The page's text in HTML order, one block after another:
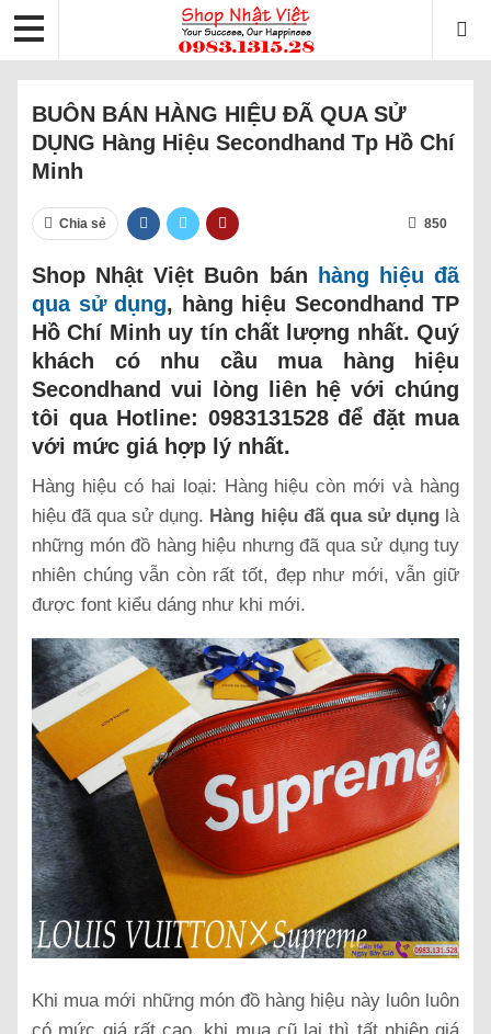
BUÔN BÁN HÀNG HIỆU ĐÃ QUA SỬ
DỤNG Hàng Hiệu Secondhand Tp Hồ Chí
Minh
Chia sẻ 850
Shop Nhật Việt Buôn bán
hàng hiệu đã
qua sử dụng, hàng hiệu Secondhand TP
Hồ Chí Minh uy tín chất lượng nhất. Quý
khách có nhu cầu mua hàng hiệu
Secondhand vui lòng liên hệ với chúng
tôi qua Hotline: 0983131528 để đặt mua
với mức giá hợp lý nhất.
Hàng hiệu có hai loại: Hàng hiệu còn mới và hàng
hiệu đã qua sử dụng. Hàng hiệu đã qua sử dụng là
những món đồ hàng hiệu nhưng đã qua sử dụng tuy
nhiên chúng vẫn còn rất tốt, đẹp như mới, vẫn giữ
được font kiểu dáng như khi mới.
Khi mua mới những món đồ hàng hiệu này luôn luôn